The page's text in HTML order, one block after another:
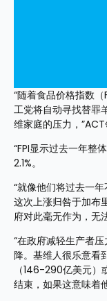
“随着食品价格指数
工党将自动寻找替罪
维家庭的压力，”ACT
“FPI显示过去一年整
2.1%。
“就像他们将过去一
这次上涨归咎于加布
府对此毫无作为，无
“在政府减轻生产者
降。基维人很乐意看
（146-290亿美元
结束，如果这意味着